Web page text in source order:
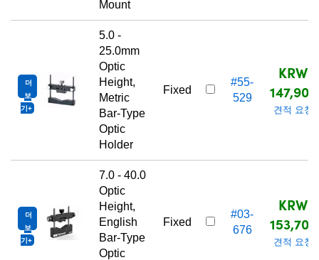
Mount
더
보
기
5.0 -
25.0mm
Optic
Height,
Metric
Bar-Type
Optic
Holder
Fixed
#55-
529
KRW
147,900
견적 요청
더
보
기
7.0 - 40.0
Optic
Height,
English
Bar-Type
Optic
Fixed
#03-
676
KRW
153,700
견적 요청